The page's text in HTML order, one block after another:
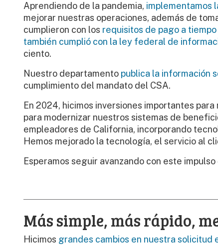
Aprendiendo de la pandemia, implementamos
mejorar nuestras operaciones, además de
cumplieron con los requisitos de pago a tiempo
también cumplió con la ley federal de
ciento.
Nuestro departamento publica la información
cumplimiento del mandato del CSA.
En 2024, hicimos inversiones importantes
para modernizar nuestros sistemas de
empleadores de California, incorporando
Hemos mejorado la tecnología, el servicio al
Esperamos seguir avanzando con este
Más simple, más rápido,
Hicimos grandes cambios en nuestra solicitud